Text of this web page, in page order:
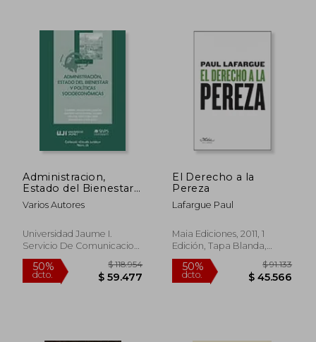
Administracion,
Estado del Bienestar
y Politicas
Socioeconomicas
Varios Autores
Universidad Jaume I.
Servicio De Comunicacion
Y Publicacione, Tapa
Blanda, Nuevo
El Derecho a la
Pereza
Lafargue Paul
Maia Ediciones, 2011, 1
Edición, Tapa Blanda,
Nuevo